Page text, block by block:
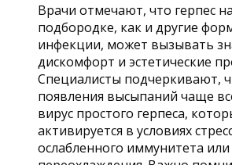
Врачи отмечают, что герпес на
подбородке, как и другие
инфекции, может вызывать
дискомфорт и эстетические
Специалисты подчеркивают,
появления высыпаний чаще
вирус простого герпеса,
активируется в условиях
ослабленного иммунитета или